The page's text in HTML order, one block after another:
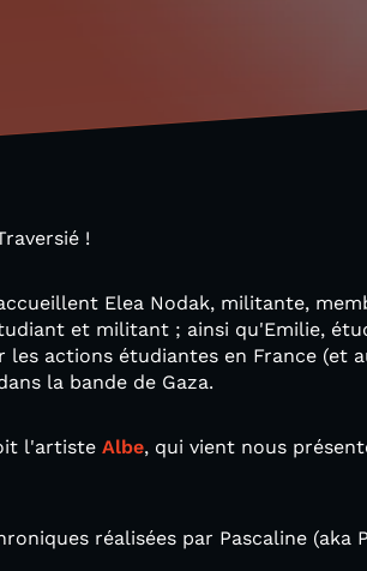
!
Elea Nodak, militante,
et militant ; ainsi qu'Emilie,
les actions étudiantes en France (et
la bande de Gaza.
l'artiste Albe, qui vient nous
réalisées par Pascaline (aka